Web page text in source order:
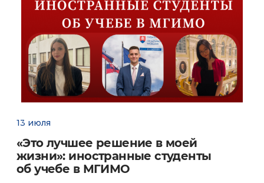
13 июля
«Это лучшее решение в моей
жизни»: иностранные студенты
об учебе в МГИМО